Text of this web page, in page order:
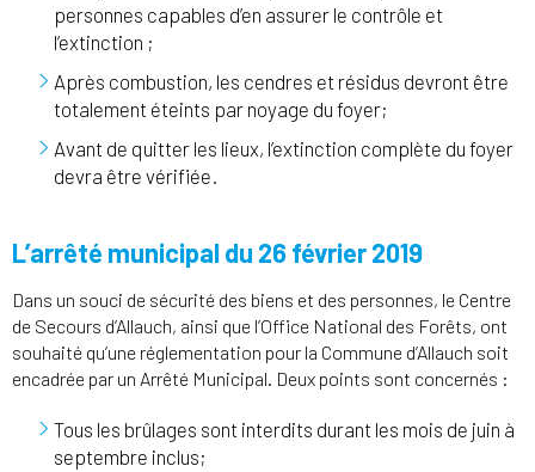
personnes capables d’en assurer le contrôle et
l’extinction ;
Après combustion, les cendres et résidus devront être
totalement éteints par noyage du foyer;
Avant de quitter les lieux, l’extinction complète du foyer
devra être vérifiée.
L’arrêté municipal du 26 février 2019
Dans un souci de sécurité des biens et des personnes, le Centre
de Secours d’Allauch, ainsi que l’Office National des Forêts, ont
souhaité qu’une réglementation pour la Commune d’Allauch soit
encadrée par un Arrêté Municipal. Deux points sont concernés :
Tous les brûlages sont interdits durant les mois de juin à
septembre inclus;